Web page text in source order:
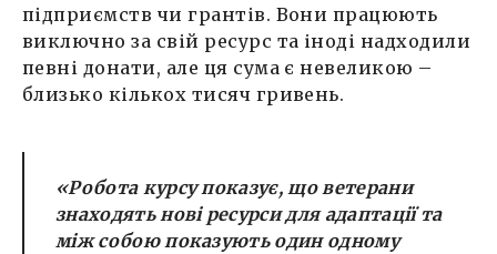
підприємств чи грантів. Вони працюють
виключно за свій ресурс та іноді надходили
певні донати, але ця сума є невеликою –
близько кількох тисяч гривень.
«Робота курсу показує, що ветерани
знаходять нові ресурси для адаптації та
між собою показують один одному